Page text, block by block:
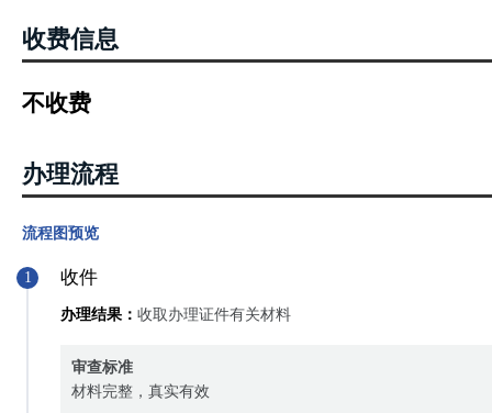
收费信息
不收费
办理流程
流程图预览
1 收件
办理结果： 收取办理证件有关材料
审查标准
材料完整，真实有效